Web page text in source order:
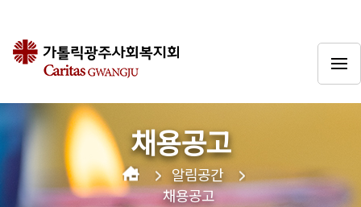
채용공고
알림공간
채용공고